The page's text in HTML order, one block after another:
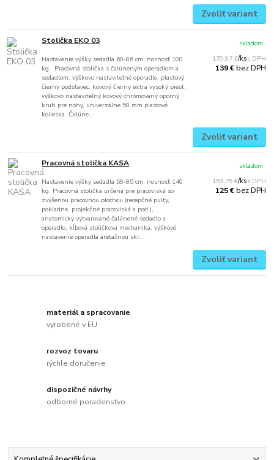
Zvoliť variant
Stolička EKO 03
Nastavenie výšky sedadla 60-86 cm, nosnosť 100
kg. Pracovná stolička s čalúneným operadlom a
sedadlom, výškovo nastaviteľné operadlo, plastový
čierny podstavec, kovový čierny extra vysoký piest,
výškovo nastaviteľný kovový chrómovaný oporný
kruh pre nohy, univerzálne 50 mm plastové
kolieska. Čalúne...
170,97 €/ks
139 €bez DPH
skladom
Zvoliť variant
Pracovná stolička KASA
Nastavenie výšky sedadla 59-85 cm, nosnosť 140
kg. Pracovná stolička určená pre pracoviská so
zvýšenou pracovnou plochou (recepčné pulty,
pokladne, projekčné pracoviská a pod.),
anatomicky vytvarované čalúnené sedadlo a
operadlo, kĺbová stoličková mechanika, výškové
nastavenie operadla aretačnou skr...
153,75 €/ks
125 €bez DPH
skladom
Zvoliť variant
materiál a spracovanie
vyrobené v EU
rozvoz tovaru
rýchle doručenie
dispozičné návrhy
odborné poradenstvo